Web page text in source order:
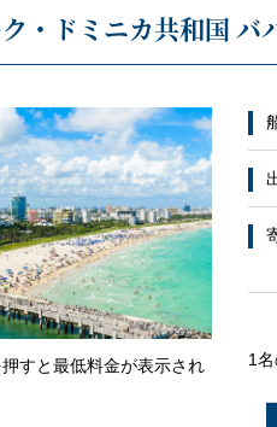
・ドミニカ共和国
1
すと最低料金が表示され